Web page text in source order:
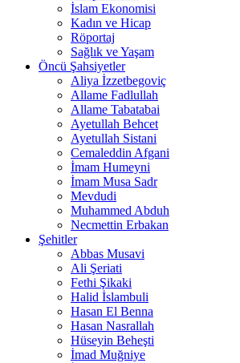
İslam Ekonomisi
Kadın ve Hicap
Röportaj
Sağlık ve Yaşam
Öncü Şahsiyetler
Aliya İzzetbegoviç
Allame Fadlullah
Allame Tabatabai
Ayetullah Behcet
Ayetullah Sistani
Cemaleddin Afgani
İmam Humeyni
İmam Musa Sadr
Mevdudi
Muhammed Abduh
Necmettin Erbakan
Şehitler
Abbas Musavi
Ali Şeriati
Fethi Şikaki
Halid İslambuli
Hasan El Benna
Hasan Nasrallah
Hüseyin Beheşti
İmad Muğniye